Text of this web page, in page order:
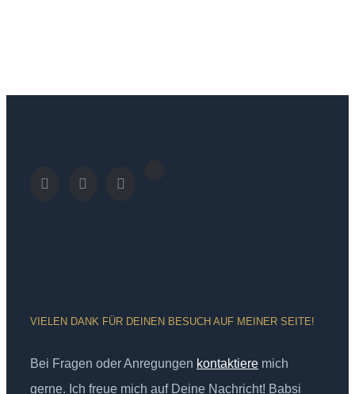
VIELEN DANK FÜR DEINEN BESUCH AUF MEINER SEITE!
Bei Fragen oder Anregungen kontaktiere mich
gerne. Ich freue mich auf Deine Nachricht! Babsi